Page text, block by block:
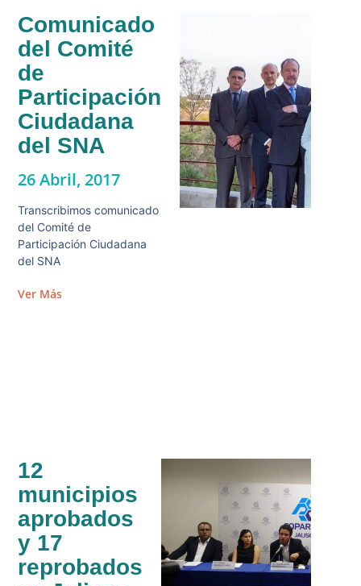
Comunicado
del Comité
de
Participación
Ciudadana
del SNA
26 Abril, 2017
Transcribimos comunicado
del Comité de
Participación Ciudadana
del SNA
Ver Más
12
municipios
aprobados
y 17
reprobados